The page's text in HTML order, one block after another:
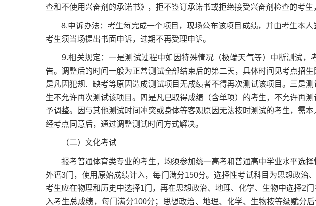
查和不使用兴奋剂的承诺书》，拒不签订承诺书或拒绝接受兴奋剂检查的考生
8.申诉办法：考生每完成一个项目，现场公布该项目成绩，并由考生本人
考生须当场提出书面申诉，过期不再受理申诉。
9.相关规定：一是测试过程中如因特殊情况（极端天气等）中断测试，
告。调整后的时间一般为正常测试全部结束后的第二天，具体时间见考点招
是凡因犯规、缺考等原因造成测试项目无成绩者不得再次测试该项目。三是
生不允许再次测试该项目。四是凡已取得成绩（含单项）的考生，不允许再
予调整。因与其他测试时间冲突或身体等客观原因无法按时测试的考生，需本
经考点同意后，通过调整测试时间方式解决。
（二）文化考试
报考普通体育类专业的考生，均须参加统一高考和普通高中学业水平选择
外语3门，使用原始成绩计入，每门满分150分。选择性考试科目为思想政治
考生应在物理和历史中选择1门，再在思想政治、地理、化学、生物中选择2
入考生总成绩，每门满分100分；思想政治、地理、化学、生物按等级赋分